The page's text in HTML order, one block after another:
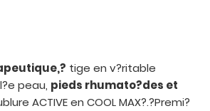
tige en v?ritable
peau, pieds rhumato?des et
ACTIVE en COOL MAX?.?Premi?